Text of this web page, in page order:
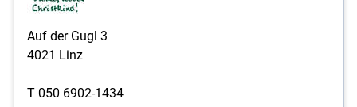
Auf der Gugl 3
4021 Linz
T 050 6902-1434